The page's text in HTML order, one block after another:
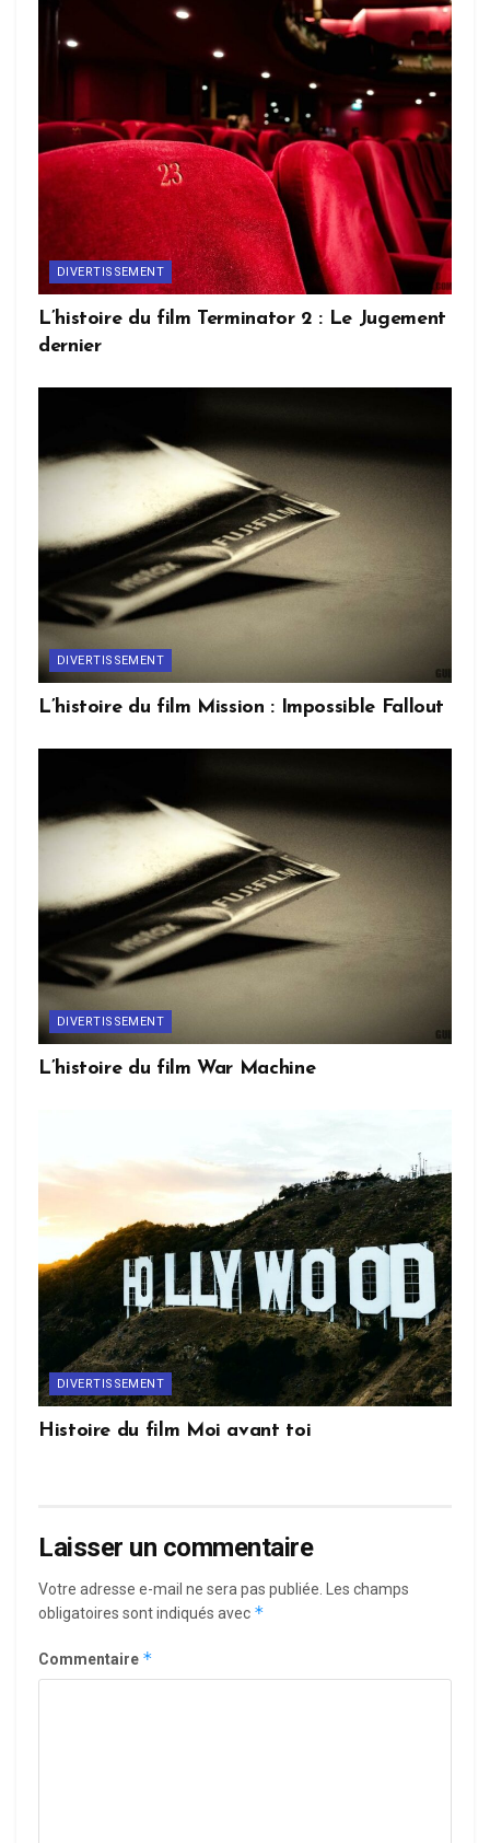
DIVERTISSEMENT
L’histoire du film Terminator 2 : Le Jugement
dernier
DIVERTISSEMENT
L’histoire du film Mission : Impossible Fallout
DIVERTISSEMENT
L’histoire du film War Machine
DIVERTISSEMENT
Histoire du film Moi avant toi
Laisser un commentaire
Votre adresse e-mail ne sera pas publiée. Les champs
obligatoires sont indiqués avec *
Commentaire *